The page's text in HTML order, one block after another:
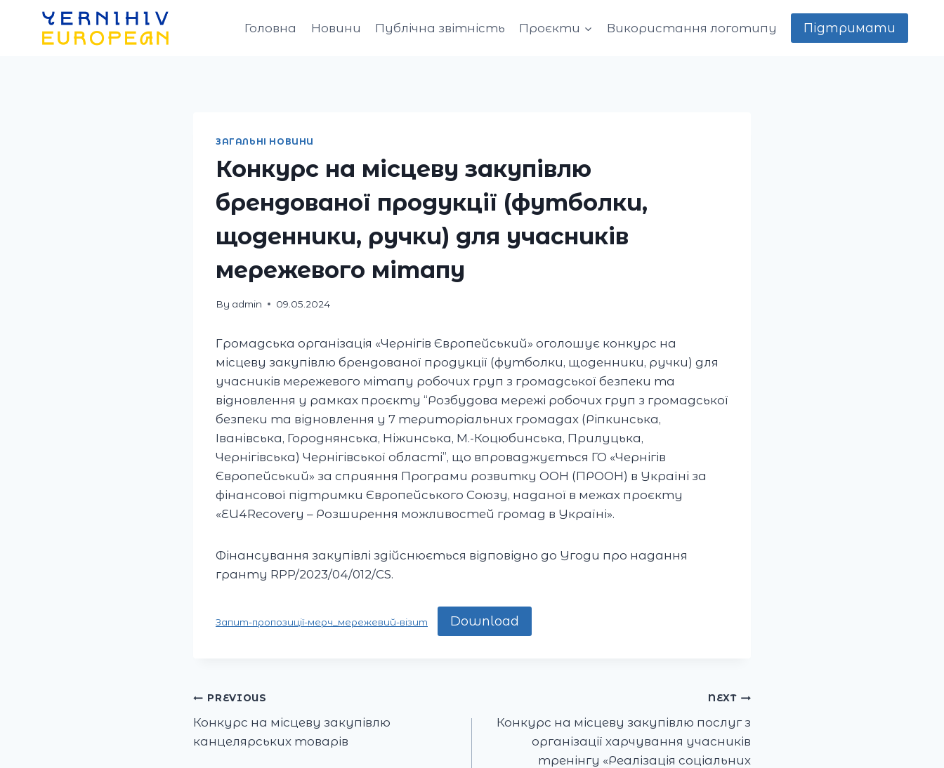
content
Головна Новини Публічна звітність Проєкти Використання логотипу Підтримати
ЗАГАЛЬНІ НОВИНИ
Конкурс на місцеву закупівлю
брендованої продукції (футболки,
щоденники, ручки) для учасників
мережевого мітапу
By admin 09.05.2024
Громадська організація «Чернігів Європейський» оголошує конкурс на
місцеву закупівлю брендованої продукції (футболки, щоденники, ручки) для
учасників мережевого мітапу робочих груп з громадської безпеки та
відновлення у рамках проєкту “Розбудова мережі робочих груп з громадської
безпеки та відновлення у 7 територіальних громадах (Ріпкинська,
Іванівська, Городнянська, Ніжинська, М.-Коцюбинська, Прилуцька,
Чернігівська) Чернігівської області”, що впроваджується ГО «Чернігів
Європейський» за сприяння Програми розвитку ООН (ПРООН) в Україні за
фінансової підтримки Європейського Союзу, наданої в межах проєкту
«EU4Recovery – Розширення можливостей громад в Україні».
Фінансування закупівлі здійснюється відповідно до Угоди про надання
гранту RPP/2023/04/012/CS.
Запит-пропозиції-мерч_мережевий-візит Download
Post
navigation
PREVIOUS
Конкурс на місцеву закупівлю
канцелярських товарів
NEXT
Конкурс на місцеву закупівлю послуг з
організації харчування учасників
тренінгу «Реалізація соціальних